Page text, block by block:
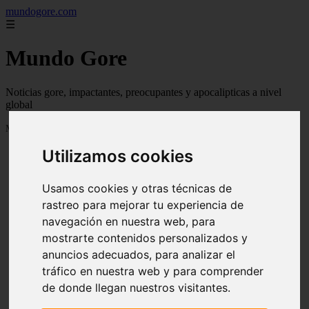
Utilizamos cookies
Usamos cookies y otras técnicas de
rastreo para mejorar tu experiencia de
navegación en nuestra web, para
mostrarte contenidos personalizados y
anuncios adecuados, para analizar el
tráfico en nuestra web y para comprender
de donde llegan nuestros visitantes.
mundogore.com
☰
Mundo Gore
Noticias gore, impactantes, preocupantes y apocalipticas a nivel
global
Mostrando 1 - 24 de 237 artículos